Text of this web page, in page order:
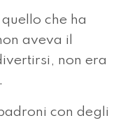
che ha
aveva il
non era
con degli